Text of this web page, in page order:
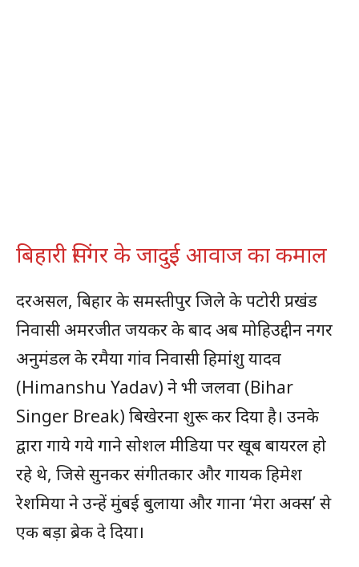
बिहारी सिंगर के जादुई आवाज का कमाल
दरअसल, बिहार के समस्तीपुर जिले के पटोरी प्रखंड
निवासी अमरजीत जयकर के बाद अब मोहिउद्दीन नगर
अनुमंडल के रमैया गांव निवासी हिमांशु यादव
(Himanshu Yadav) ने भी जलवा (Bihar
Singer Break) बिखेरना शुरू कर दिया है। उनके
द्वारा गाये गये गाने सोशल मीडिया पर खूब बायरल हो
रहे थे, जिसे सुनकर संगीतकार और गायक हिमेश
रेशमिया ने उन्हें मुंबई बुलाया और गाना ‘मेरा अक्स’ से
एक बड़ा ब्रेक दे दिया।